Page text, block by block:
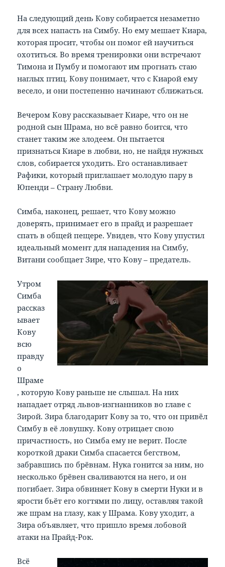
На следующий день Кову собирается незаметно
для всех напасть на Симбу. Но ему мешает Киара,
которая просит, чтобы он помог ей научиться
охотиться. Во время тренировки они встречают
Тимона и Пумбу и помогают им прогнать стаю
наглых птиц. Кову понимает, что с Киарой ему
весело, и они постепенно начинают сближаться.
Вечером Кову рассказывает Киаре, что он не
родной сын Шрама, но всё равно боится, что
станет таким же злодеем. Он пытается
признаться Киаре в любви, но, не найдя нужных
слов, собирается уходить. Его останавливает
Рафики, который приглашает молодую пару в
Юпенди – Страну Любви.
Симба, наконец, решает, что Кову можно
доверять, принимает его в прайд и разрешает
спать в общей пещере. Увидев, что Кову упустил
идеальный момент для нападения на Симбу,
Витани сообщает Зире, что Кову – предатель.
Утром
Симба
рассказ
ывает
Кову
всю
правду
о
Шраме
, которую Кову раньше не слышал. На них
нападает отряд львов-изгнанников во главе с
Зирой. Зира благодарит Кову за то, что он привёл
Симбу в её ловушку. Кову отрицает свою
причастность, но Симба ему не верит. После
короткой драки Симба спасается бегством,
забравшись по брёвнам. Нука гонится за ним, но
несколько брёвен сваливаются на него, и он
погибает. Зира обвиняет Кову в смерти Нуки и в
ярости бьёт его когтями по лицу, оставляя такой
же шрам на глазу, как у Шрама. Кову уходит, а
Зира объявляет, что пришло время лобовой
атаки на Прайд-Рок.
Всё